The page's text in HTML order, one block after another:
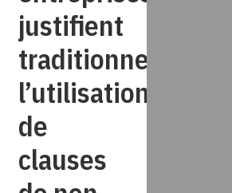
justifient
traditionnellement
l’utilisation
de
clauses